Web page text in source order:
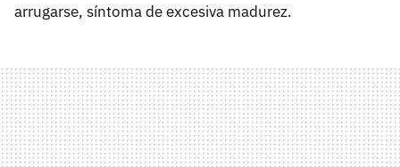
arrugarse, síntoma de excesiva madurez.